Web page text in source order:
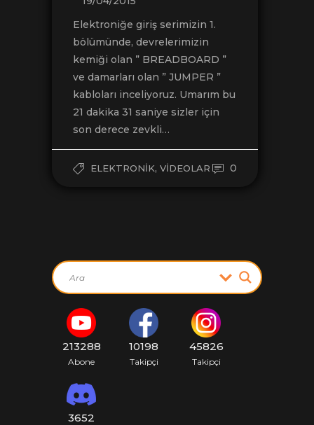
Elektroniğe giriş serimizin 1.
bölümünde, devrelerimizin
kemiği olan ” BREADBOARD ”
ve damarları olan ” JUMPER ”
kabloları inceliyoruz. Umarım bu
21 dakika 31 saniye sizler için
son derece zevkli…
ELEKTRONIK, VIDEOLAR 0
213288
Abone
10198
Takipçi
45826
Takipçi
3652